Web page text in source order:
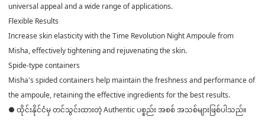
universal appeal and a wide range of applications.
Flexible Results
Increase skin elasticity with the Time Revolution Night Ampoule from
Misha, effectively tightening and rejuvenating the skin.
Spide-type containers
Misha's spided containers help maintain the freshness and performance of
the ampoule, retaining the effective ingredients for the best results.
● ထိုင်းနိုင်ငံမှ တင်သွင်းထားတဲ့ Authentic ပစ္စည်း အစစ် အသစ်များဖြစ်ပါသည်။